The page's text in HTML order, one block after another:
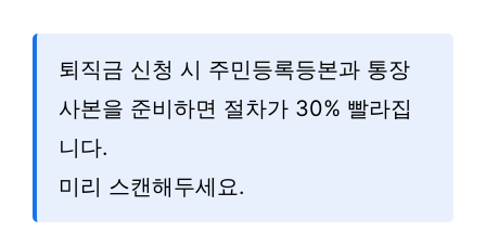
퇴직금 신청 시 주민등록등본과 통장
사본을 준비하면 절차가 30% 빨라집
니다.
미리 스캔해두세요.